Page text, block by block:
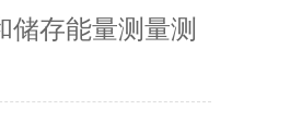
储存能量测量测